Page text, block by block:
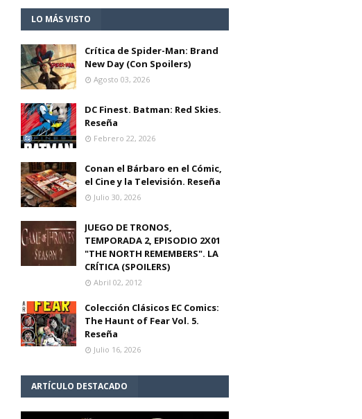
LO MÁS VISTO
Crítica de Spider-Man: Brand
New Day (Con Spoilers)
Agosto 03, 2026
DC Finest. Batman: Red Skies.
Reseña
Febrero 22, 2026
Conan el Bárbaro en el Cómic,
el Cine y la Televisión. Reseña
Julio 30, 2026
JUEGO DE TRONOS,
TEMPORADA 2, EPISODIO 2X01
"THE NORTH REMEMBERS". LA
CRÍTICA (SPOILERS)
Abril 02, 2012
Colección Clásicos EC Comics:
The Haunt of Fear Vol. 5.
Reseña
Julio 16, 2026
ARTÍCULO DESTACADO